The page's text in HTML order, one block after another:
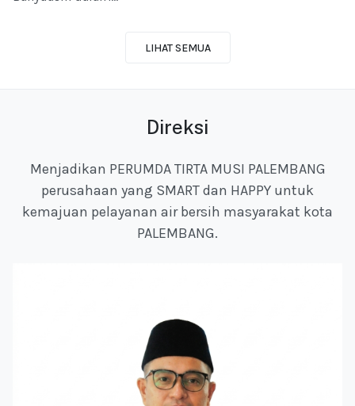
LIHAT SEMUA
Direksi
Menjadikan PERUMDA TIRTA MUSI PALEMBANG
perusahaan yang SMART dan HAPPY untuk
kemajuan pelayanan air bersih masyarakat kota
PALEMBANG.